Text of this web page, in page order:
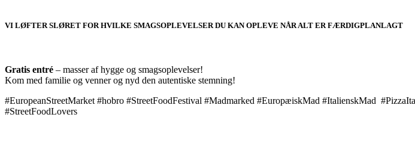
VI LØFTER SLØRET FOR HVILKE SMAGSOPLEVELSER DU KAN OPLEVE NÅR ALT ER FÆRDIGPLANLAGT
Gratis entré – masser af hygge og smagsoplevelser!
Kom med familie og venner og nyd den autentiske stemning!
#EuropeanStreetMarket #hobro #StreetFoodFestival #Madmarked #EuropæiskMad #ItalienskMad
#StreetFoodLovers